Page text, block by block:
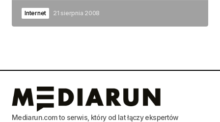
Internet 21 sierpnia 2008
Mediarun.com to serwis, który od lat łączy ekspertów